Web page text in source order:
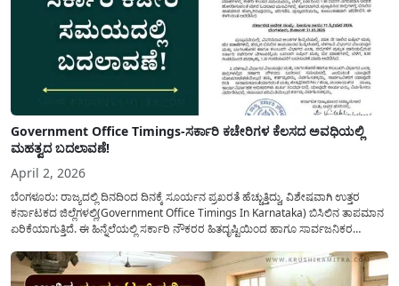
Government Office Timings-ಸರ್ಕಾರಿ ಕಚೇರಿಗಳ ಕೆಲಸದ ಅವಧಿಯಲ್ಲಿ
ಮಹತ್ವದ ಬದಲಾವಣೆ!
April 2, 2026
ಬೆಂಗಳೂರು: ರಾಜ್ಯದಲ್ಲಿ ದಿನದಿಂದ ದಿನಕ್ಕೆ ಸೂರ್ಯನ ಪ್ರಖರತೆ ಹೆಚ್ಚುತ್ತಿದ್ದು, ವಿಶೇಷವಾಗಿ ಉತ್ತರ
ಕರ್ನಾಟಕದ ಜಿಲ್ಲೆಗಳಲ್ಲಿ(Government Office Timings In Karnataka) ಬಿಸಿಲಿನ ತಾಪಮಾನ
ಏರಿಕೆಯಾಗುತ್ತಿದೆ. ಈ ಹಿನ್ನೆಲೆಯಲ್ಲಿ ಸರ್ಕಾರಿ ನೌಕರರ ಹಿತದೃಷ್ಟಿಯಿಂದ ಹಾಗೂ ಸಾರ್ವಜನಿಕರ
ಮತ್ತು ಕಲ್ಯಾಣ ಕರ್ನಾಟಕದ ಒಟ್ಟು 9 ಜಿಲ್ಲೆಗಳಲ್ಲಿ ಏಪ್ರಿಲ್...